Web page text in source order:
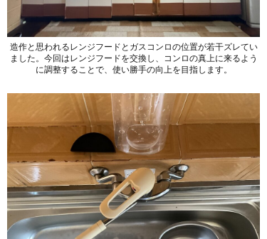
造作と思われるレンジフードとガスコンロの位置が若干ズレてい
ました。今回はレンジフードを交換し、コンロの真上に来るよう
に調整することで、使い勝手の向上を目指します。